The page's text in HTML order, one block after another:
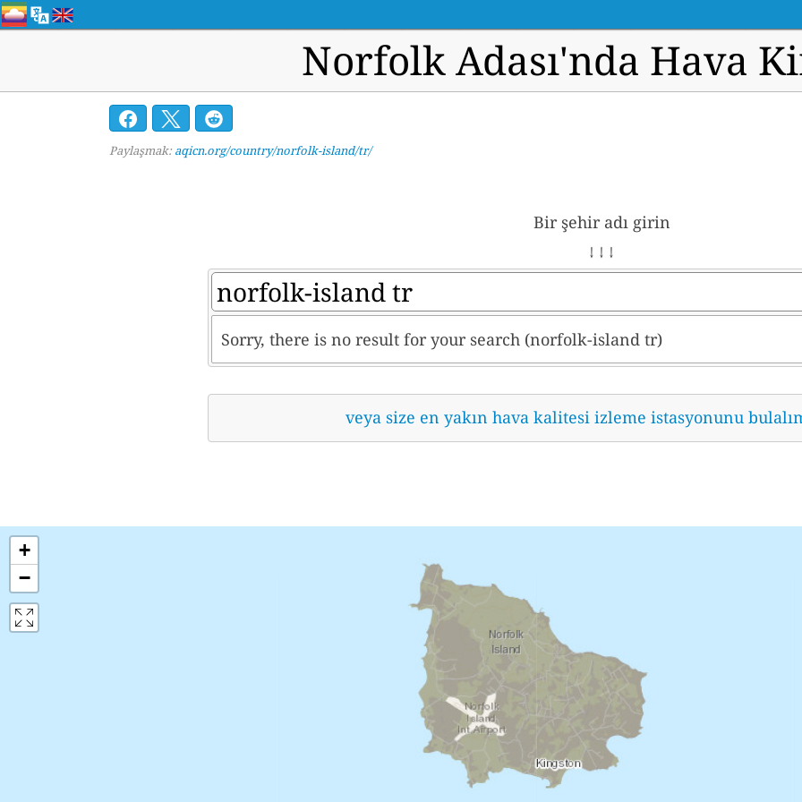
Norfolk Adası'nda Hava
Paylaşmak: aqicn.org/country/norfolk-island/tr/
Bir şehir adı girin
↓ ↓ ↓
Sorry, there is no result for your search (norfolk-island tr)
veya size en yakın hava kalitesi izleme istasyonunu
+
−